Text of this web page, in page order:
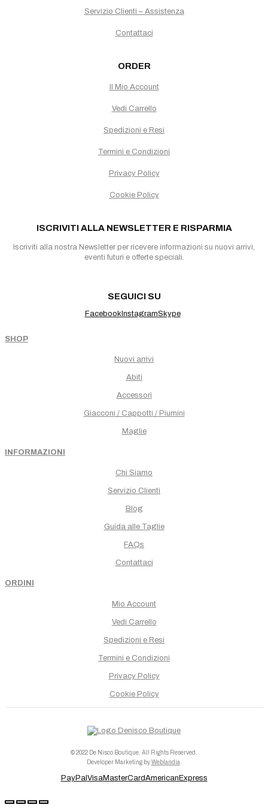
Servizio Clienti – Assistenza
Contattaci
ORDER
Il Mio Account
Vedi Carrello
Spedizioni e Resi
Termini e Condizioni
Privacy Policy
Cookie Policy
ISCRIVITI ALLA NEWSLETTER E RISPARMIA
Iscriviti alla nostra Newsletter per ricevere informazioni su nuovi arrivi,
eventi futuri e offerte speciali.
SEGUICI SU
FacebookInstagramSkype
SHOP
Nuovi arrivi
Abiti
Accessori
Giacconi / Cappotti / Piumini
Maglie
INFORMAZIONI
Chi Siamo
Servizio Clienti
Blog
Guida alle Taglie
FAQs
Contattaci
ORDINI
Mio Account
Vedi Carrello
Spedizioni e Resi
Termini e Condizioni
Privacy Policy
Cookie Policy
© 2022 De Nisco Boutique. All Rights Reserved.
Developer Marketing byWeblandia
PayPalVisaMasterCardAmericanExpress